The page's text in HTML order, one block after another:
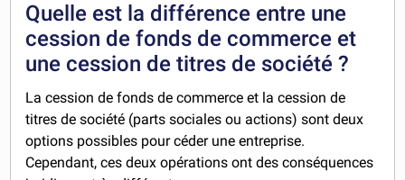
Quelle est la différence entre une
cession de fonds de commerce et
une cession de titres de société ?
La cession de fonds de commerce et la cession de
titres de société (parts sociales ou actions) sont deux
options possibles pour céder une entreprise.
Cependant, ces deux opérations ont des conséquences